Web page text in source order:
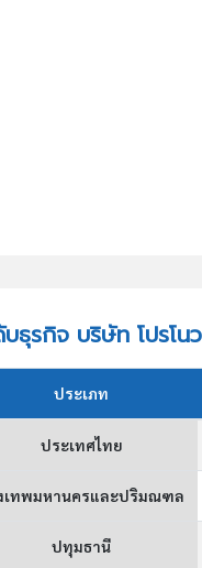
ธุรกิจ บริษัท โปรโ
ประเภท
ประเทศไทย
เทพมหานครและปริมณฑล
ปทุมธานี